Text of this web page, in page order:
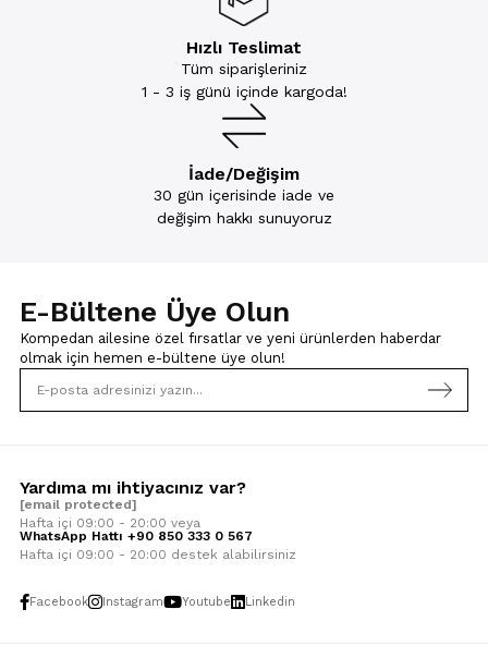
Hızlı Teslimat
Tüm siparişleriniz
1 - 3 iş günü içinde kargoda!
İade/Değişim
30 gün içerisinde iade ve
değişim hakkı sunuyoruz
E-Bültene Üye Olun
Kompedan ailesine özel fırsatlar ve yeni ürünlerden haberdar
olmak için hemen e-bültene üye olun!
Yardıma mı ihtiyacınız var?
[email protected]
Hafta içi 09:00 - 20:00 veya
WhatsApp Hattı +90 850 333 0 567
Hafta içi 09:00 - 20:00 destek alabilirsiniz
Facebook Instagram Youtube Linkedin